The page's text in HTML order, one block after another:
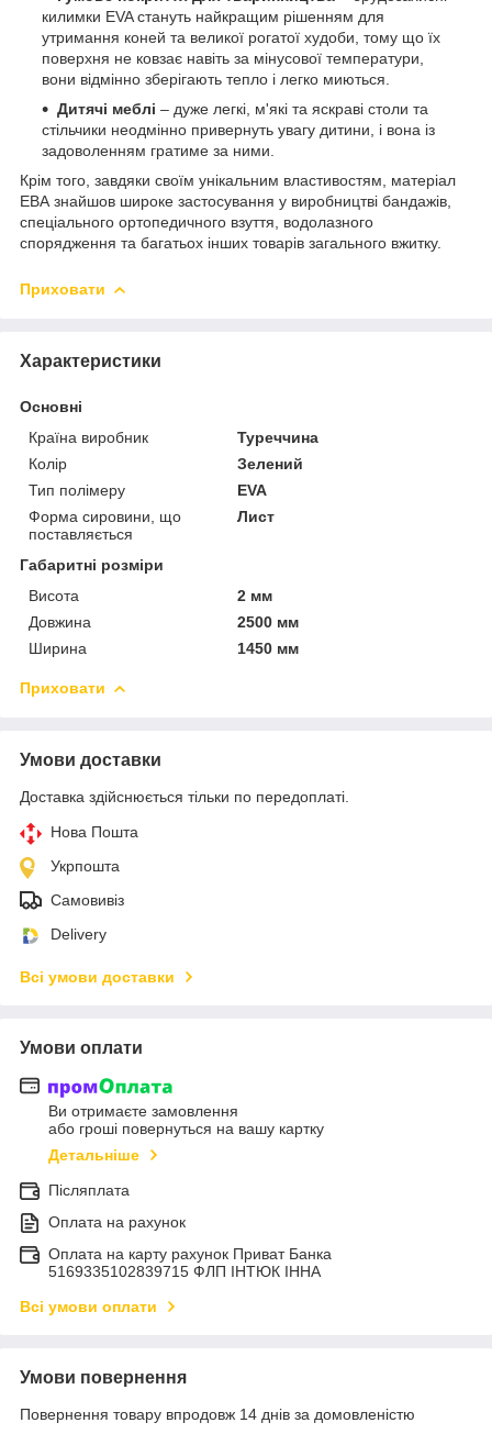
килимки EVA стануть найкращим рішенням для
утримання коней та великої рогатої худоби, тому що їх
поверхня не ковзає навіть за мінусової температури,
вони відмінно зберігають тепло і легко миються.
Дитячі меблі – дуже легкі, м'які та яскраві столи та
стільчики неодмінно привернуть увагу дитини, і вона із
задоволенням гратиме за ними.
Крім того, завдяки своїм унікальним властивостям, матеріал
ЕВА знайшов широке застосування у виробництві бандажів,
спеціального ортопедичного взуття, водолазного
спорядження та багатьох інших товарів загального вжитку.
Приховати
Характеристики
Основні
Країна виробник
Туреччина
Колір
Зелений
Тип полімеру
EVA
Форма сировини, що
поставляється
Лист
Габаритні розміри
Висота
2 мм
Довжина
2500 мм
Ширина
1450 мм
Приховати
Умови доставки
Доставка здійснюється тільки по передоплаті.
Нова Пошта
Укрпошта
Самовивіз
Delivery
Всі умови доставки
Умови оплати
Ви отримаєте замовлення
або гроші повернуться на вашу картку
Детальніше
Післяплата
Оплата на рахунок
Оплата на карту рахунок Приват Банка
5169335102839715 ФЛП ІНТЮК ІННА
Всі умови оплати
Умови повернення
Повернення товару впродовж 14 днів за домовленістю